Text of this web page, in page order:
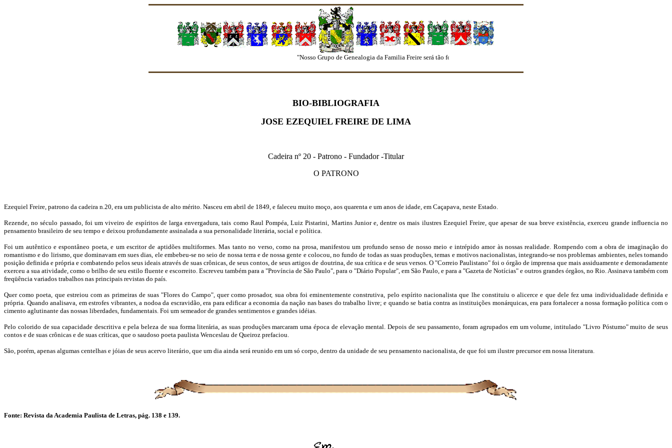
"Nosso Grupo de Genealogia da Familia Freire será tão forte quanto seus membros o façam"
BIO-BIBLIOGRAFIA
JOSE EZEQUIEL FREIRE DE LIMA
Cadeira nº 20 - Patrono - Fundador -Titular
O PATRONO
Ezequiel Freire, patrono da cadeira n.20, era um publicista de alto mérito. Nasceu em abril de 1849, e faleceu muito moço, aos quarenta e um anos de idade, em Caçapava, neste Estado.
Rezende, no século passado, foi um viveiro de espíritos de larga envergadura, tais como Raul Pompéa, Luiz Pistarini, Martins Junior e, dentre os mais ilustres Ezequiel Freire, que apesar de sua breve existência, exerceu grande influencia no
pensamento brasileiro de seu tempo e deixou profundamente assinalada a sua personalidade literária, social e política.
Foi um autêntico e espontâneo poeta, e um escritor de aptidões multiformes. Mas tanto no verso, como na prosa, manifestou um profundo senso de nosso meio e intrépido amor às nossas realidade. Rompendo com a obra de imaginação do
romantismo e do lirismo, que dominavam em sues dias, ele embebeu-se no seio de nossa terra e de nossa gente e colocou, no fundo de todas as suas produções, temas e motivos nacionalistas, integrando-se nos problemas ambientes, neles tomando
posição definida e própria e combatendo pelos seus ideais através de suas crônicas, de seus contos, de seus artigos de doutrina, de sua crítica e de seus versos. O "Correio Paulistano" foi o órgão de imprensa que mais assiduamente e demoradamente
exerceu a sua atividade, como o brilho de seu estilo fluente e escorreito. Escreveu também para a "Província de São Paulo", para o "Diário Popular", em São Paulo, e para a "Gazeta de Notícias" e outros grandes órgãos, no Rio. Assinava também com
freqüência variados trabalhos nas principais revistas do país.
Quer como poeta, que estreiou com as primeiras de suas "Flores do Campo", quer como prosador, sua obra foi eminentemente construtiva, pelo espírito nacionalista que lhe constituiu o alicerce e que dele fez uma individualidade definida e
própria. Quando analisava, em estrofes vibrantes, a nodoa da escravidão, era para edificar a economia da nação nas bases do trabalho livre; e quando se batia contra as instituições monárquicas, era para fortalecer a nossa formação política com o
cimento aglutinante das nossas liberdades, fundamentais. Foi um semeador de grandes sentimentos e grandes idéias.
Pelo colorido de sua capacidade descritiva e pela beleza de sua forma literária, as suas produções marcaram uma época de elevação mental. Depois de seu passamento, foram agrupados em um volume, intitulado "Livro Póstumo" muito de seus
contos e de suas crônicas e de suas críticas, que o saudoso poeta paulista Wenceslau de Queiroz prefaciou.
São, porém, apenas algumas centelhas e jóias de seus acervo literário, que um dia ainda será reunido em um só corpo, dentro da unidade de seu pensamento nacionalista, de que foi um ilustre precursor em nossa literatura.
Fonte: Revista da Academia Paulista de Letras, pág. 138 e 139.